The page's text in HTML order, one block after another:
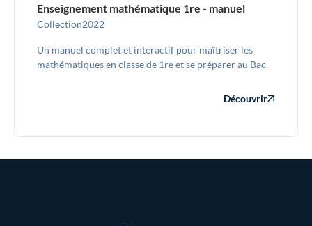
Enseignement mathématique 1re - manuel
Collection2022
Un manuel complet et interactif pour maîtriser les
mathématiques en classe de 1re et se préparer au Bac.
Découvrir